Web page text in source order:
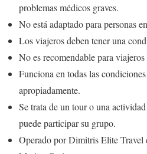
problemas médicos graves.
No está adaptado para personas
Los viajeros deben tener una
No es recomendable para
Funciona en todas las
apropiadamente.
Se trata de un tour o una
puede participar su grupo.
Operado por Dimitris Elite Travel